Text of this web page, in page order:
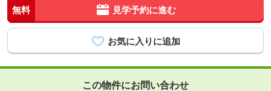
無料 見学予約に進む
この物件にお問い合わせ